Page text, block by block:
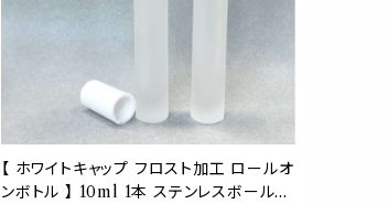
【 ホワイトキャップ フロスト加工 ロールオ
ンボトル 】 10ml 1本 ステンレスボール